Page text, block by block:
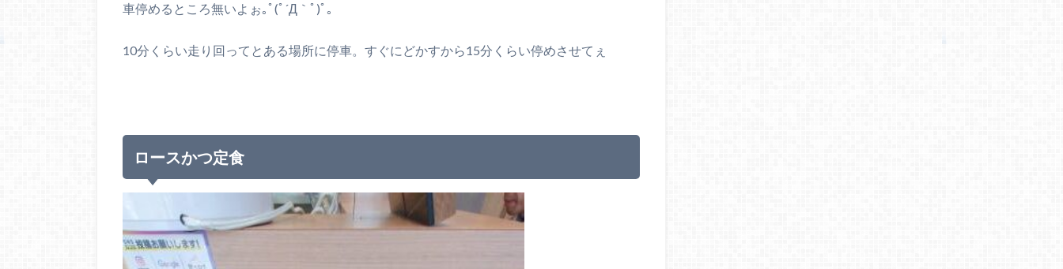
車停めるところ無いよぉ｡ﾟ(ﾟ´Д｀ﾟ)ﾟ｡
10分くらい走り回ってとある場所に停車。すぐにどかすから15分くらい停めさせてぇ
ロースかつ定食